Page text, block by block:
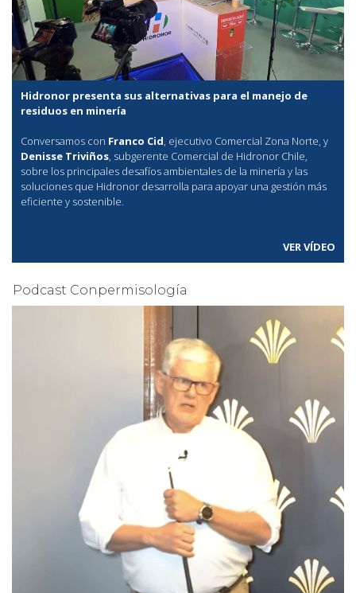
Hidronor presenta sus alternativas para el manejo de
residuos en minería
Conversamos con Franco Cid, ejecutivo Comercial Zona Norte, y
Denisse Triviños, subgerente Comercial de Hidronor Chile,
sobre los principales desafíos ambientales de la minería y las
soluciones que Hidronor desarrolla para apoyar una gestión más
eficiente y sostenible.
VER VÍDEO
Podcast Conpermisología